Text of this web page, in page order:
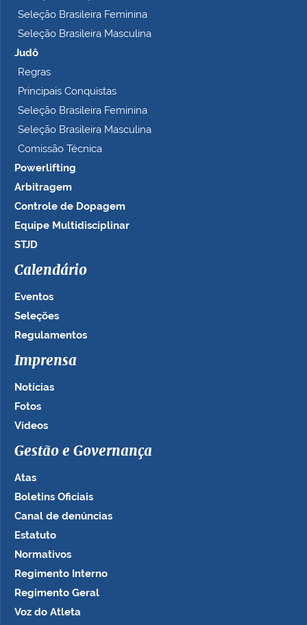
Seleção Brasileira Feminina
Seleção Brasileira Masculina
Judô
Regras
Principais Conquistas
Seleção Brasileira Feminina
Seleção Brasileira Masculina
Comissão Técnica
Powerlifting
Arbitragem
Controle de Dopagem
Equipe Multidisciplinar
STJD
Calendário
Eventos
Seleções
Regulamentos
Imprensa
Notícias
Fotos
Vídeos
Gestão e Governança
Atas
Boletins Oficiais
Canal de denúncias
Estatuto
Normativos
Regimento Interno
Regimento Geral
Voz do Atleta